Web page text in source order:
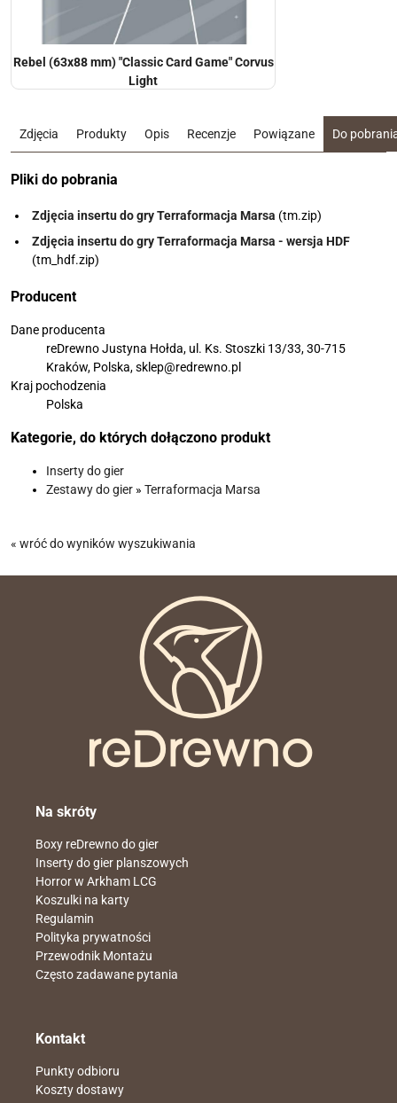
Rebel (63x88 mm) "Classic Card Game" Corvus
Light
Zdjęcia Produkty Opis Recenzje Powiązane Do
Pliki do pobrania
Zdjęcia insertu do gry Terraformacja Marsa (tm.zip)
Zdjęcia insertu do gry Terraformacja Marsa - wersja HDF
(tm_hdf.zip)
Producent
Dane producenta
reDrewno Justyna Hołda, ul. Ks. Stoszki 13/33, 30-715
Kraków, Polska, sklep@redrewno.pl
Kraj pochodzenia
Polska
Kategorie, do których dołączono produkt
Inserty do gier
Zestawy do gier » Terraformacja Marsa
« wróć do wyników wyszukiwania
Na skróty
Boxy reDrewno do gier
Inserty do gier planszowych
Horror w Arkham LCG
Koszulki na karty
Regulamin
Polityka prywatności
Przewodnik Montażu
Często zadawane pytania
Kontakt
Punkty odbioru
Koszty dostawy